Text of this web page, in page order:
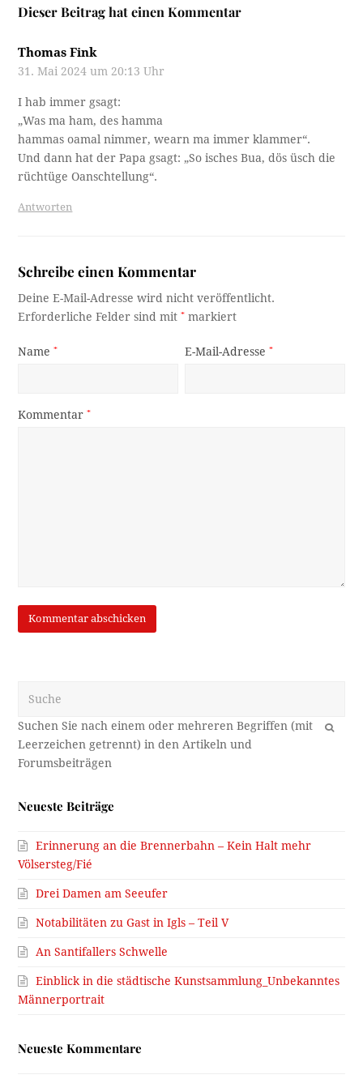
Dieser Beitrag hat einen Kommentar
Thomas Fink
31. Mai 2024 um 20:13 Uhr
I hab immer gsagt:
„Was ma ham, des hamma
hammas oamal nimmer, wearn ma immer klammer“.
Und dann hat der Papa gsagt: „So isches Bua, dös üsch die
rüchtüge Oanschtellung“.
Antworten
Schreibe einen Kommentar
Deine E-Mail-Adresse wird nicht veröffentlicht.
Erforderliche Felder sind mit* markiert
Name* E-Mail-Adresse*
Kommentar*
OK
Neueste Beiträge
Erinnerung an die Brennerbahn – Kein Halt mehr
Völsersteg/Fié
Drei Damen am Seeufer
Notabilitäten zu Gast in Igls – Teil V
An Santifallers Schwelle
Einblick in die städtische Kunstsammlung_Unbekanntes
Männerportrait
Neueste Kommentare